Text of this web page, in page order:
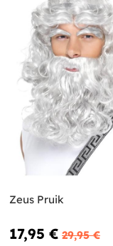
Zeus Pruik
17,95 € 29,95 €